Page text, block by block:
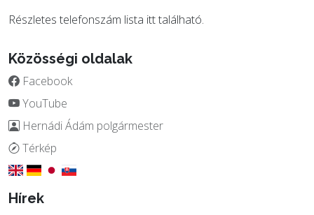
Részletes telefonszám lista itttalálható.
Közösségi oldalak
Facebook
YouTube
Hernádi Ádám polgármester
Térkép
Hírek